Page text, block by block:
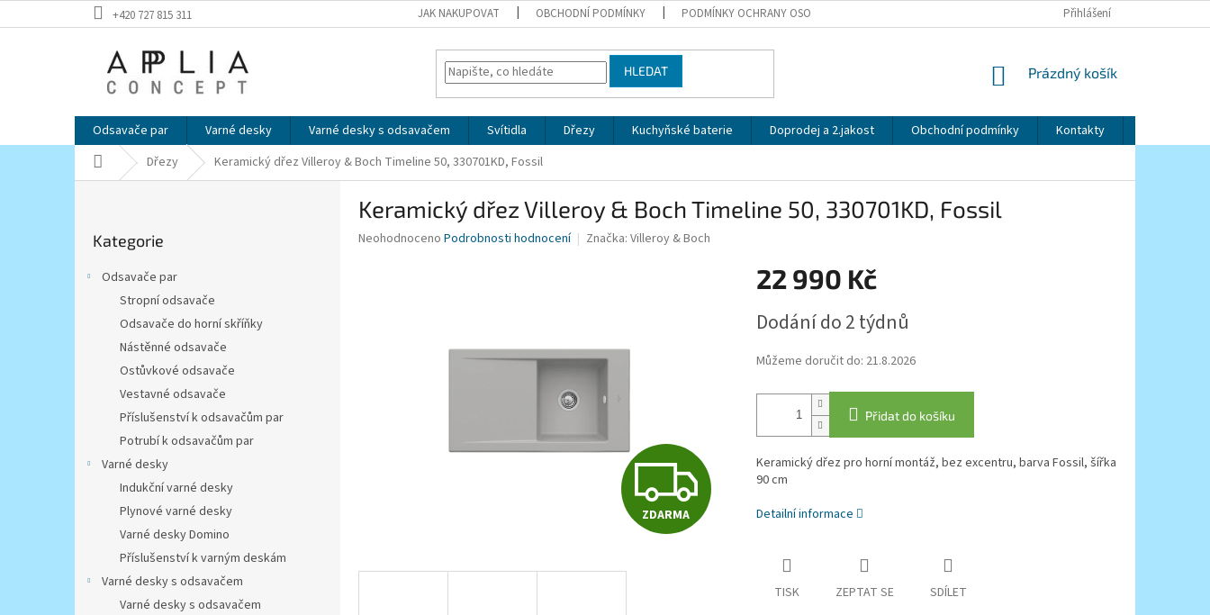
na
+420 727 815 311 JAK NAKUPOVAT OBCHODNÍ PODMÍNKY PODMÍNKY OCHRANY OSOBNÍCH ÚDAJŮ Přihlášení
HLEDAT
NÁKUPNÍ
Prázdný košík
Odsavače par Varné desky Varné desky s odsavačem Svítidla Dřezy Kuchyňské baterie Doprodej a 2.jakost Obchodní podmínky Kontakty
Domů Dřezy Keramický dřez Villeroy & Boch Timeline 50, 330701KD, Fossil
kategorie
Kategorie
Odsavače par
Stropní odsavače
Odsavače do horní skříňky
Nástěnné odsavače
Ostůvkové odsavače
Vestavné odsavače
Příslušenství k odsavačům par
Potrubí k odsavačům par
Varné desky
Indukční varné desky
Plynové varné desky
Varné desky Domino
Příslušenství k varným deskám
Varné desky s odsavačem
Varné desky s odsavačem
Keramický dřez Villeroy & Boch Timeline 50, 330701KD, Fossil
Průměrné
Neohodnoceno Podrobnosti hodnocení Značka: Villeroy & Boch
Z
D
ZDARMA
22 990 Kč
cena:
Dodání do 2 týdnů
Můžeme doručit do: 21.8.2026
Přidat do košíku
Keramický dřez pro horní montáž, bez excentru, barva Fossil, šířka
90 cm
Detailní informace
TISK ZEPTAT SE SDÍLET